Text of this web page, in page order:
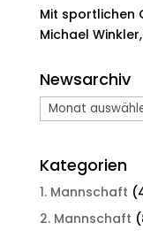
Mit sportlichen
Michael
Newsarchiv
Newsarchiv
Kategorien
1. Mannschaft
2. Mannschaft